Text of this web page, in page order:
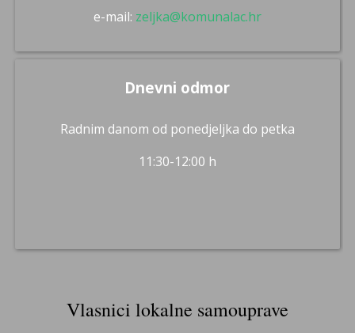
e-mail: zeljka@komunalac.hr
Dnevni odmor
Radnim danom od ponedjeljka do petka
11:30-12:00 h
Vlasnici lokalne samouprave